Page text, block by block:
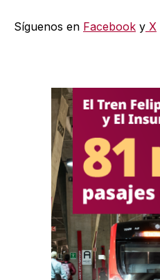
Síguenos en Facebook y X